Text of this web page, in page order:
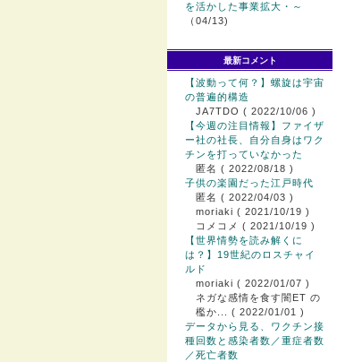
を活かした事業拡大・～
（04/13)
最新コメント
【波動って何？】螺旋は宇宙
の普遍的構造
JA7TDO ( 2022/10/06 )
【今週の注目情報】ファイザ
ー社の社長、自分自身はワク
チンを打っていなかった
匿名 ( 2022/08/18 )
子供の楽園だった江戸時代
匿名 ( 2022/04/03 )
moriaki ( 2021/10/19 )
コメコメ ( 2021/10/19 )
【世界情勢を読み解くに
は？】19世紀のロスチャイ
ルド
moriaki ( 2022/01/07 )
ネガな感情を食す闇ET の
檻か... ( 2022/01/01 )
データから見る、ワクチン接
種回数と感染者数／重症者数
／死亡者数